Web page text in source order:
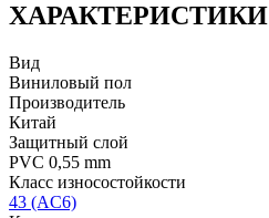
ХАРАКТЕРИСТИКИ
Вид
Виниловый пол
Производитель
Китай
Защитный слой
PVC 0,55 mm
Класс износостойкости
43 (AC6)